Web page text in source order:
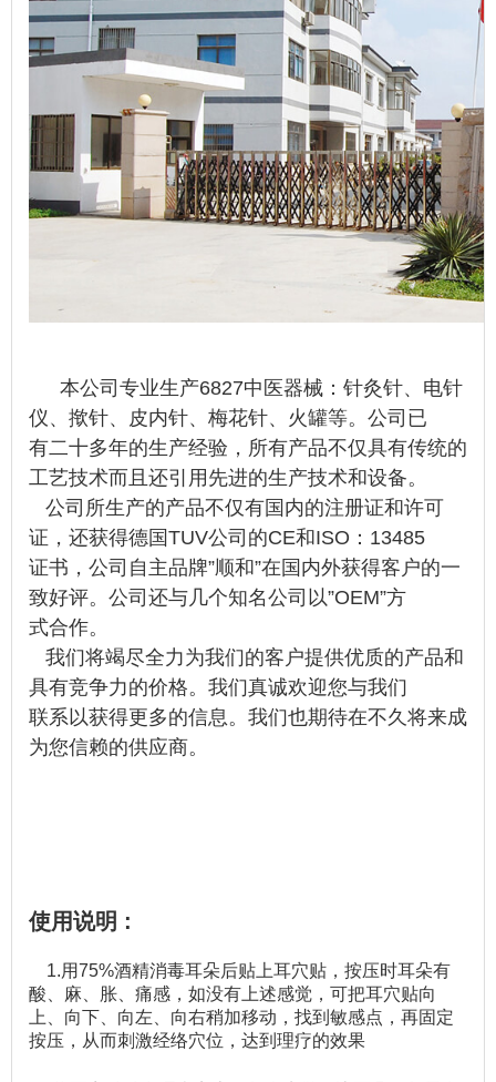
本公司专业生产6827中医器械：针灸针、电针
仪、揿针、皮内针、梅花针、火罐等。公司已
有二十多年的生产经验，所有产品不仅具有传统的
工艺技术而且还引用先进的生产技术和设备。
公司所生产的产品不仅有国内的注册证和许可
证，还获得德国TUV公司的CE和ISO：13485
证书，公司自主品牌”顺和”在国内外获得客户的一
致好评。公司还与几个知名公司以”OEM”方
式合作。
我们将竭尽全力为我们的客户提供优质的产品和
具有竞争力的价格。我们真诚欢迎您与我们
联系以获得更多的信息。我们也期待在不久将来成
为您信赖的供应商。
使用说明 :
1.用75%酒精消毒耳朵后贴上耳穴贴，按压时耳朵有
酸、麻、胀、痛感，如没有上述感觉，可把耳穴贴向
上、向下、向左、向右稍加移动，找到敏感点，再固定
按压，从而刺激经络穴位，达到理疗的效果